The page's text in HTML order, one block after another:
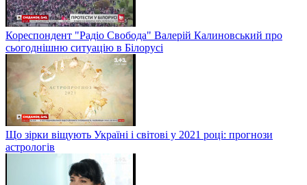
Кореспондент "Радіо Свобода" Валерій Калиновський про
сьогоднішню ситуацію в Білорусі
Що зірки віщують Україні і світові у 2021 році: прогнози
астрологів